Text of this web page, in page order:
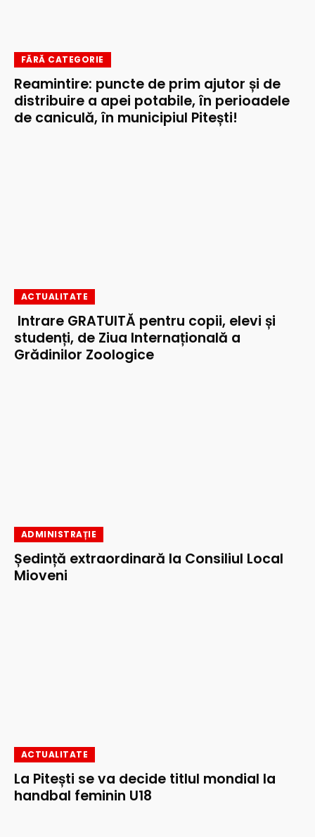
FĂRĂ CATEGORIE
Reamintire: puncte de prim ajutor și de
distribuire a apei potabile, în perioadele
de caniculă, în municipiul Pitești!
ACTUALITATE
Intrare GRATUITĂ pentru copii, elevi și
studenți, de Ziua Internațională a
Grădinilor Zoologice
ADMINISTRAȚIE
Ședință extraordinară la Consiliul Local
Mioveni
ACTUALITATE
La Pitești se va decide titlul mondial la
handbal feminin U18